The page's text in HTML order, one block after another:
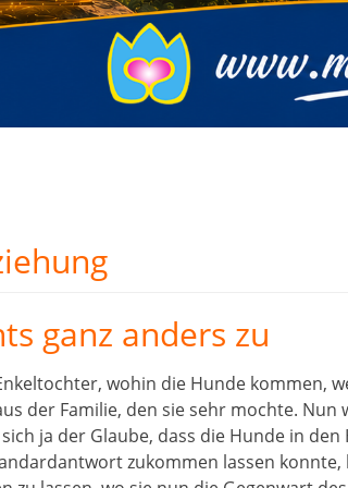
ganz anders zu
wohin die Hunde kommen,
der Familie, den sie sehr mochte.
ja der Glaube, dass die Hunde in
zukommen lassen